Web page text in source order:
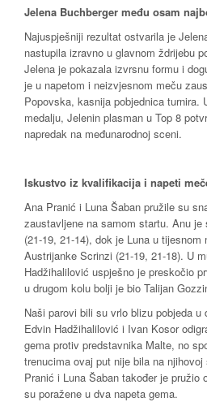
Jelena Buchberger među osam
Najuspješniji rezultat ostvarila je
nastupila izravno u glavnom ždrijebu
Jelena je pokazala izvrsnu formu i
je u napetom i neizvjesnom meču
Popovska, kasnija pobjednica turnira.
medalju, Jelenin plasman u Top 8
napredak na međunarodnoj sceni.
Iskustvo iz kvalifikacija i napeti
Ana Pranić i Luna Šaban pružile su
zaustavljene na samom startu. Anu je
(21-19, 21-14), dok je Luna u tijesnom
Austrijanke Scrinzi (21-19, 21-18). U
Hadžihalilović uspješno je preskočio
u drugom kolu bolji je bio Talijan
Naši parovi bili su vrlo blizu pobjeda
Edvin Hadžihalilović i Ivan Kosor
gema protiv predstavnika Malte, no
trenucima ovaj put nije bila na
Pranić i Luna Šaban također je pružio
su poražene u dva napeta gema.